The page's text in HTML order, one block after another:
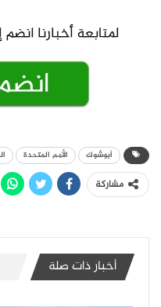
أبوشوك الأمم المتحدة
مشاركة
أخبار ذات صلة